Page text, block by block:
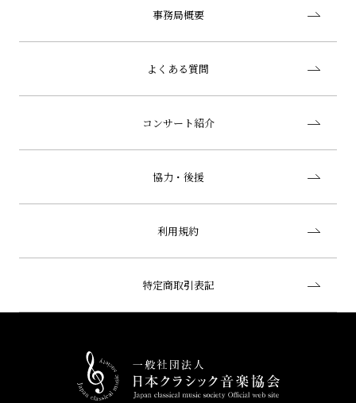
事務局概要
よくある質問
コンサート紹介
協力・後援
利用規約
特定商取引表記